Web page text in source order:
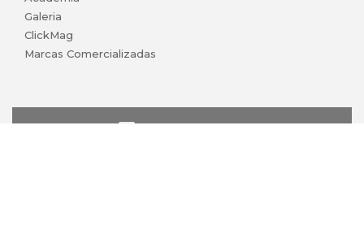
Galeria
ClickMag
Marcas Comercializadas
lojaonline@colorfoto.pt